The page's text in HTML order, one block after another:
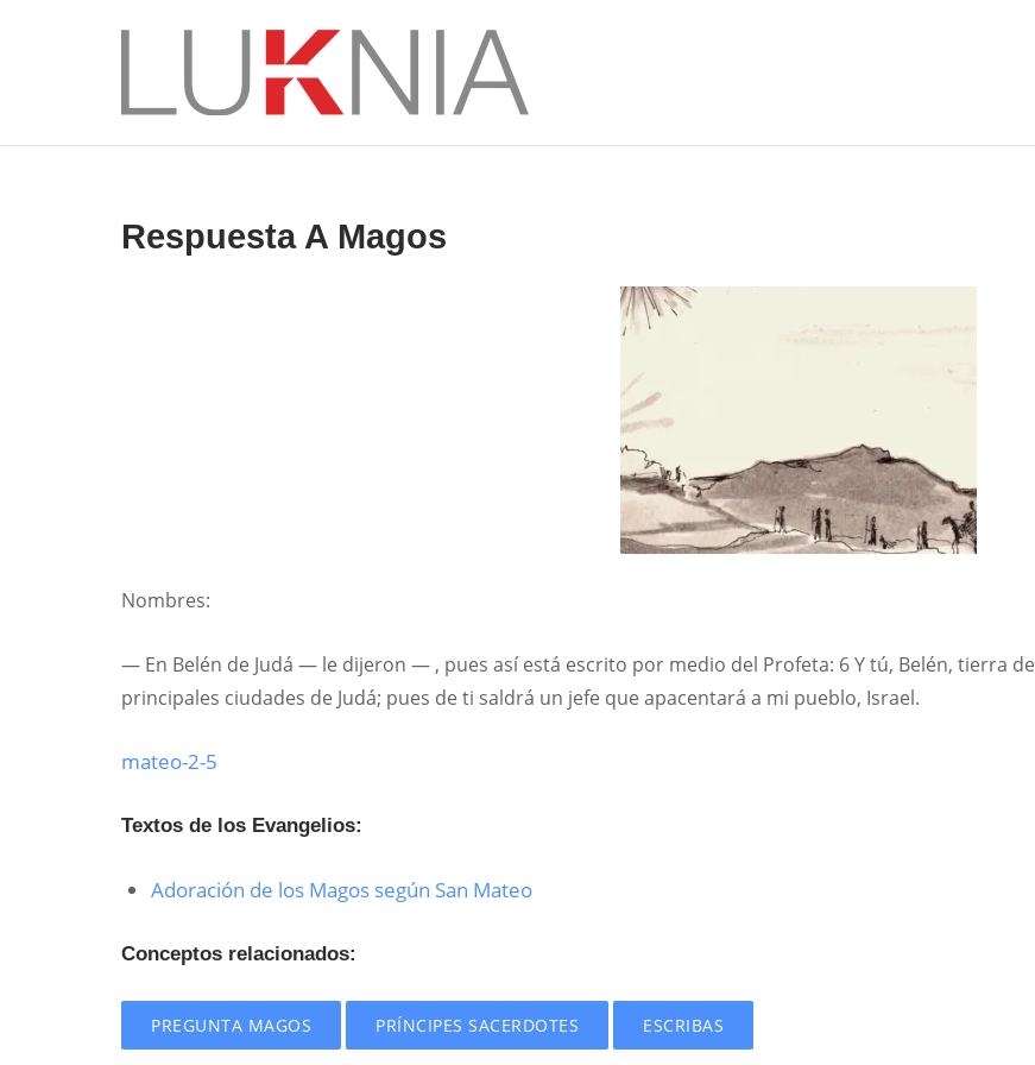
Respuesta A Magos
Nombres:
— En Belén de Judá — le dijeron — , pues así está escrito por medio del Profeta: 6 Y tú, Belén, tierra
principales ciudades de Judá; pues de ti saldrá un jefe que apacentará a mi pueblo, Israel.
mateo-2-5
Textos de los Evangelios:
Adoración de los Magos según San Mateo
Conceptos relacionados:
PREGUNTA MAGOS PRÍNCIPES SACERDOTES ESCRIBAS